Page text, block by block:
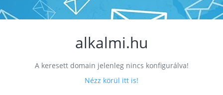
alkalmi.hu
A keresett domain jelenleg nincs konfigurálva!
Nézz körül itt is!